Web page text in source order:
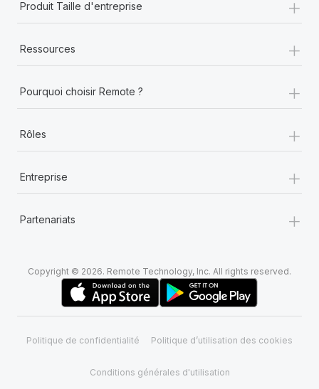
Produit Taille d'entreprise
Ressources +
Pourquoi choisir Remote ? +
Rôles +
Entreprise +
Partenariats +
Copyright © 2026. Remote Technology, Inc. All rights reserved.
Politique de confidentialité Politique d’utilisation des cookies
Conditions générales d'utilisation